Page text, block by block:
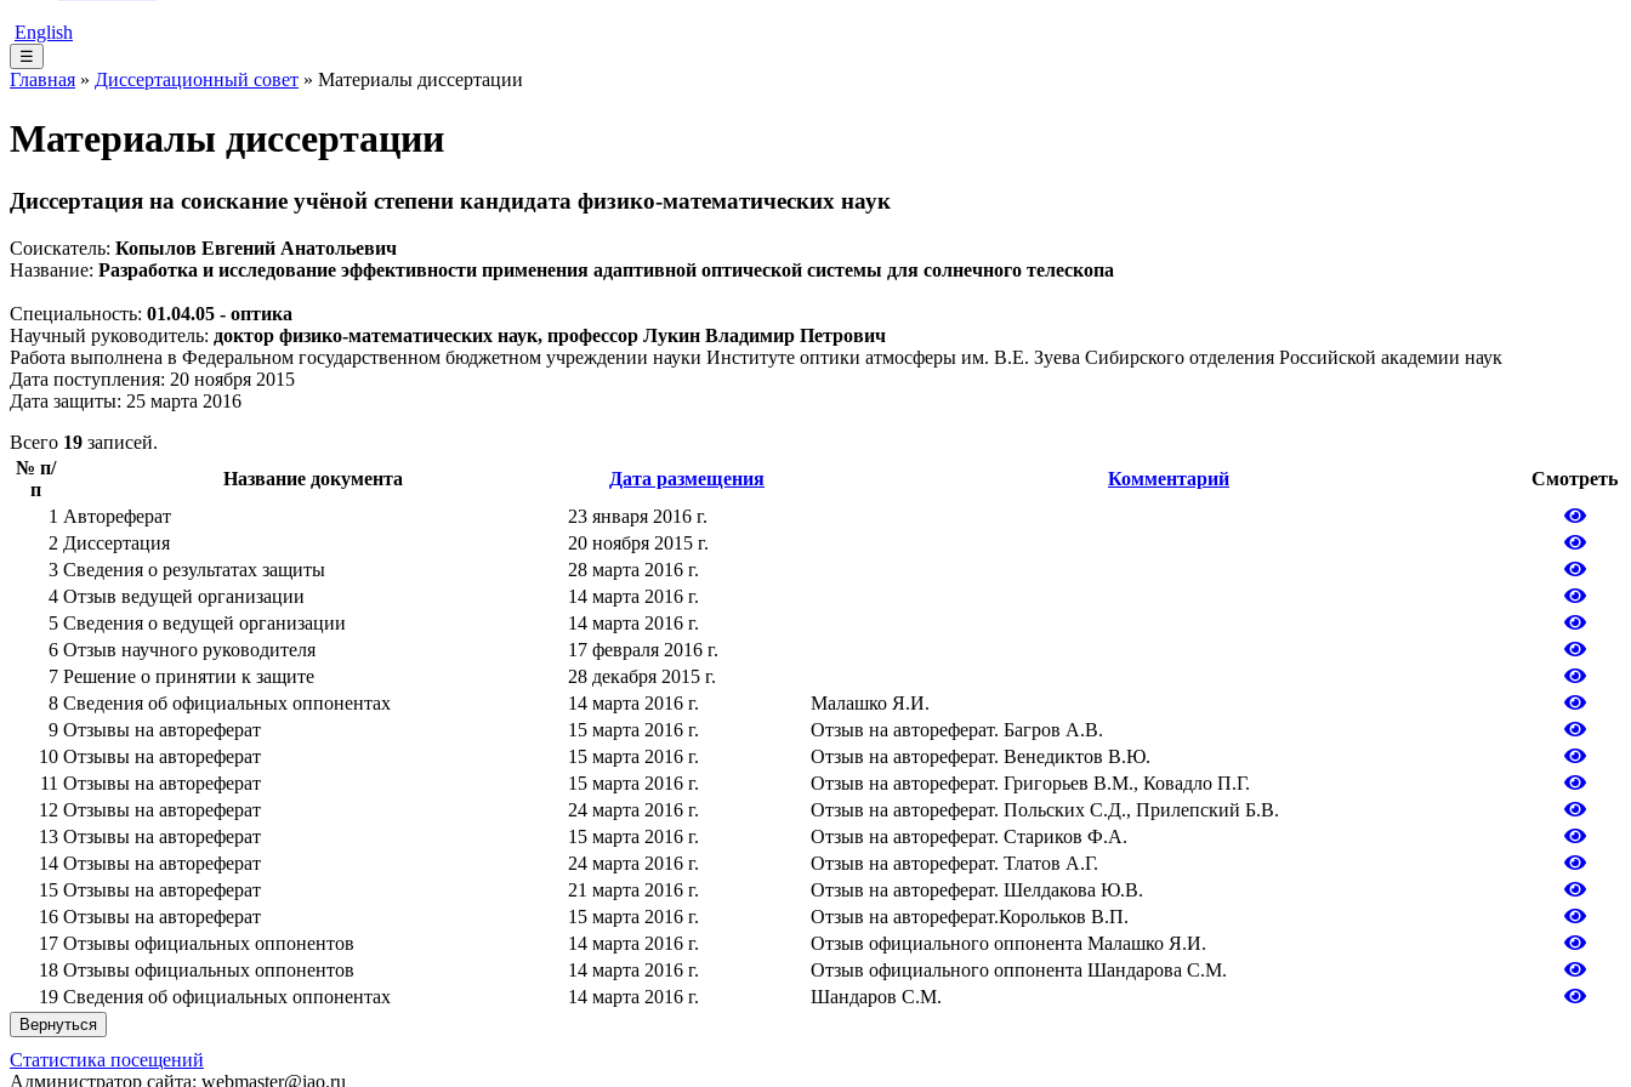
English
☰
Главная » Диссертационный совет » Материалы диссертации
Материалы диссертации
Диссертация на соискание учёной степени кандидата физико-математических наук
Соискатель: Копылов Евгений Анатольевич
Название: Разработка и исследование эффективности применения адаптивной оптической системы для солнечного телескопа
Специальность: 01.04.05 - оптика
Научный руководитель: доктор физико-математических наук, профессор Лукин Владимир Петрович
Работа выполнена в Федеральном государственном бюджетном учреждении науки Институте оптики атмосферы им. В.Е. Зуева Сибирского отделения Российской академии наук
Дата поступления: 20 ноября 2015
Дата защиты: 25 марта 2016
Всего 19 записей.
№ п/
п
Название документа Дата размещения Комментарий
Смотреть
1 Автореферат
23 января 2016 г.
2 Диссертация
20 ноября 2015 г.
3 Сведения о результатах защиты
28 марта 2016 г.
4 Отзыв ведущей организации
14 марта 2016 г.
5 Сведения о ведущей организации
14 марта 2016 г.
6 Отзыв научного руководителя
17 февраля 2016 г.
7 Решение о принятии к защите
28 декабря 2015 г.
8 Сведения об официальных оппонентах 14 марта 2016 г.
Малашко Я.И.
9 Отзывы на автореферат 15 марта 2016 г.
Отзыв на автореферат. Багров А.В.
10 Отзывы на автореферат 15 марта 2016 г.
Отзыв на автореферат. Венедиктов В.Ю.
11 Отзывы на автореферат 15 марта 2016 г.
Отзыв на автореферат. Григорьев В.М., Ковадло П.Г.
12 Отзывы на автореферат 24 марта 2016 г.
Отзыв на автореферат. Польских С.Д., Прилепский Б.В.
13 Отзывы на автореферат 15 марта 2016 г.
Отзыв на автореферат. Стариков Ф.А.
14 Отзывы на автореферат 24 марта 2016 г.
Отзыв на автореферат. Тлатов А.Г.
15 Отзывы на автореферат 21 марта 2016 г.
Отзыв на автореферат. Шелдакова Ю.В.
16 Отзывы на автореферат 15 марта 2016 г.
Отзыв на автореферат.Корольков В.П.
17 Отзывы официальных оппонентов 14 марта 2016 г.
Отзыв официального оппонента Малашко Я.И.
18 Отзывы официальных оппонентов 14 марта 2016 г.
Отзыв официального оппонента Шандарова С.М.
19 Сведения об официальных оппонентах 14 марта 2016 г. Шандаров С.М.
Вернуться
Статистика посещений
Администратор сайта: webmaster@iao.ru